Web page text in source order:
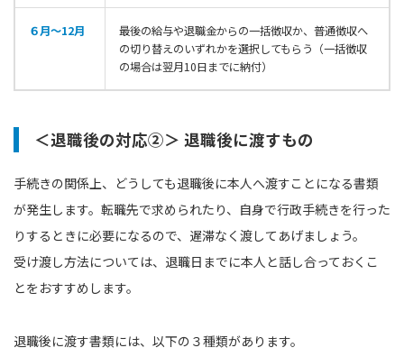
６月〜12月
最後の給与や退職金からの一括徴収か、普通徴収へ
の切り替えのいずれかを選択してもらう（一括徴収
の場合は翌月10日までに納付）
＜退職後の対応②＞ 退職後に渡すもの
手続きの関係上、どうしても退職後に本人へ渡すことになる書類
が発生します。転職先で求められたり、自身で行政手続きを行った
りするときに必要になるので、遅滞なく渡してあげましょう。
受け渡し方法については、退職日までに本人と話し合っておくこ
とをおすすめします。
退職後に渡す書類には、以下の３種類があります。